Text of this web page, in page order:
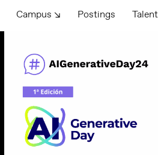
Campus ↘ Postings Talent